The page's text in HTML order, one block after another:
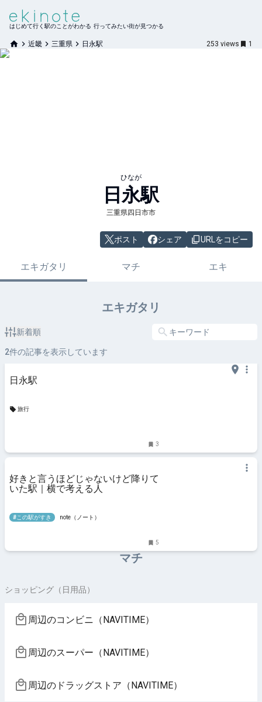
はじめて行く駅のことがわかる 行ってみたい街が見つかる
近畿 三重県 日永駅 253 views 1
ひなが
日永駅
三重県四日市市
ポスト シェア URLをコピー
エキガタリ マチ エキ
エキガタリ
新着順
2件の記事を表示しています
日永駅
旅行
3
好きと言うほどじゃないけど降りて
いた駅｜横で考える人
#この駅がすき note（ノート）
5
マチ
ショッピング（日用品）
周辺のコンビニ（NAVITIME）
周辺のスーパー（NAVITIME）
周辺のドラッグストア（NAVITIME）